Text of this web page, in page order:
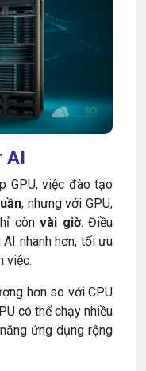
AI
GPU, việc đào tạo
, nhưng với GPU,
cònvài giờ. Điều
nhanh hơn, tối ưu
việc.
hơn so với CPU
có thể chạy nhiều
ứng dụng rộng